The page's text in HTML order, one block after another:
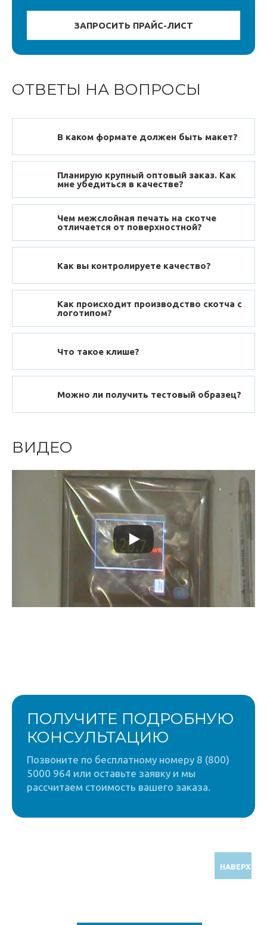
ОТВЕТЫ НА ВОПРОСЫ
В каком формате должен быть макет?
Планирую крупный оптовый заказ. Как
мне убедиться в качестве?
Чем межслойная печать на скотче
отличается от поверхностной?
Как вы контролируете качество?
Как происходит производство скотча с
логотипом?
Что такое клише?
Можно ли получить тестовый образец?
ВИДЕО
ПОЛУЧИТЕ ПОДРОБНУЮ
КОНСУЛЬТАЦИЮ
Позвоните по бесплатному номеру 8 (800)
5000 964 или оставьте заявку и мы
рассчитаем стоимость вашего заказа.
НАВЕРХ